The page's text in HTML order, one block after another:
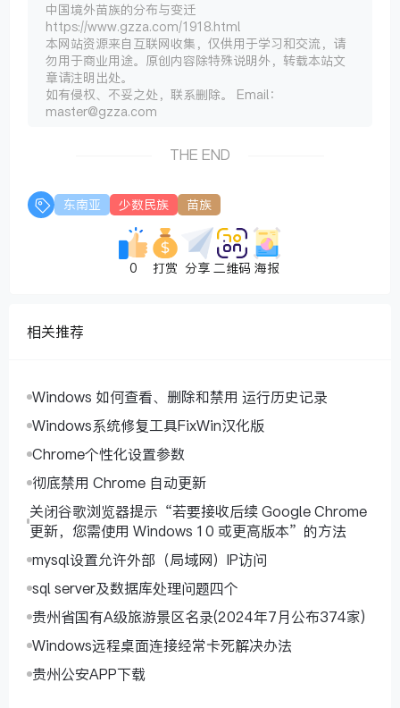
中国境外苗族的分布与变迁
https://www.gzza.com/1918.html
本网站资源来自互联网收集，仅供用于学习和交流，请
勿用于商业用途。原创内容除特殊说明外，转载本站文
章请注明出处。
如有侵权、不妥之处，联系删除。 Email：
master@gzza.com
THE END
东南亚 少数民族 苗族
0 打赏 分享 二维码 海报
相关推荐
Windows 如何查看、删除和禁用 运行历史记录
Windows系统修复工具FixWin汉化版
Chrome个性化设置参数
彻底禁用 Chrome 自动更新
关闭谷歌浏览器提示“若要接收后续 Google Chrome
更新，您需使用 Windows 10 或更高版本”的方法
mysql设置允许外部（局域网）IP访问
sql server及数据库处理问题四个
贵州省国有A级旅游景区名录(2024年7月公布374家)
Windows远程桌面连接经常卡死解决办法
贵州公安APP下载